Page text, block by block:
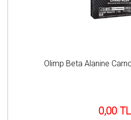
Olimp Beta Alanine
0,00 TL